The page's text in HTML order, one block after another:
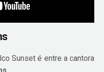
Sunset é entre a cantora